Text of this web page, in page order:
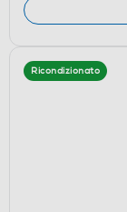
Ricondizionato